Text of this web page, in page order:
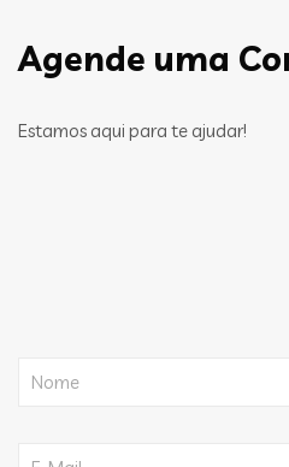
Agende uma
Estamos aqui para te ajudar!